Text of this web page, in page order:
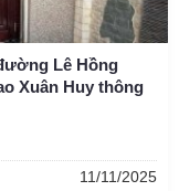
Lê Hồng
Xuân Huy thông
11/11/2025